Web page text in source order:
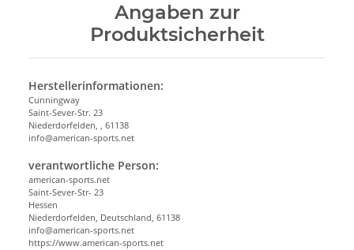
Angaben zur
Produktsicherheit
Herstellerinformationen:
Cunningway
Saint-Sever-Str. 23
Niederdorfelden, , 61138
info@american-sports.net
verantwortliche Person:
american-sports.net
Saint-Sever-Str- 23
Hessen
Niederdorfelden, Deutschland, 61138
info@american-sports.net
https://www.american-sports.net